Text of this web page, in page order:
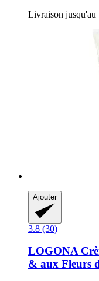
Livraison jusqu'au
Ajouter
3.8 (30)
LOGONA
& aux Fleurs